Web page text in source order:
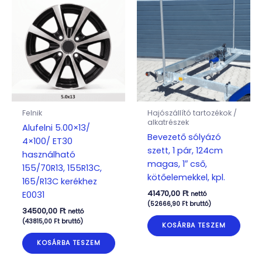
Felnik
Alufelni 5.00×13/
4×100/ ET30
használható
155/70R13, 155R13C,
165/R13C kerékhez
E0031
34500,00 Ft nettó
(43815,00 Ftbruttó)
KOSÁRBA TESZEM
Hajószállító tartozékok /
alkatrészek
Bevezető sólyázó
szett, 1 pár, 124cm
magas, 1″ cső,
kötőelemekkel, kpl.
41470,00 Ft nettó
(52666,90 Ftbruttó)
KOSÁRBA TESZEM